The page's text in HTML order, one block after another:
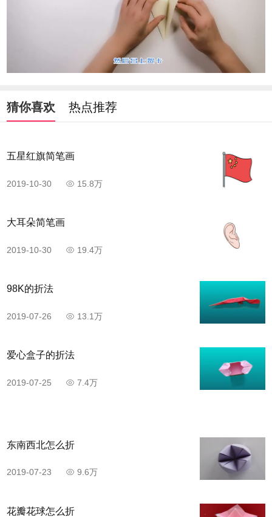
猜你喜欢 热点推荐
五星红旗简笔画
2019-10-30 15.8万
大耳朵简笔画
2019-10-30 19.4万
98K的折法
2019-07-26 13.1万
​爱心盒子的折法
2019-07-25 7.4万
东南西北怎么折
2019-07-23 9.6万
花瓣花球怎么折